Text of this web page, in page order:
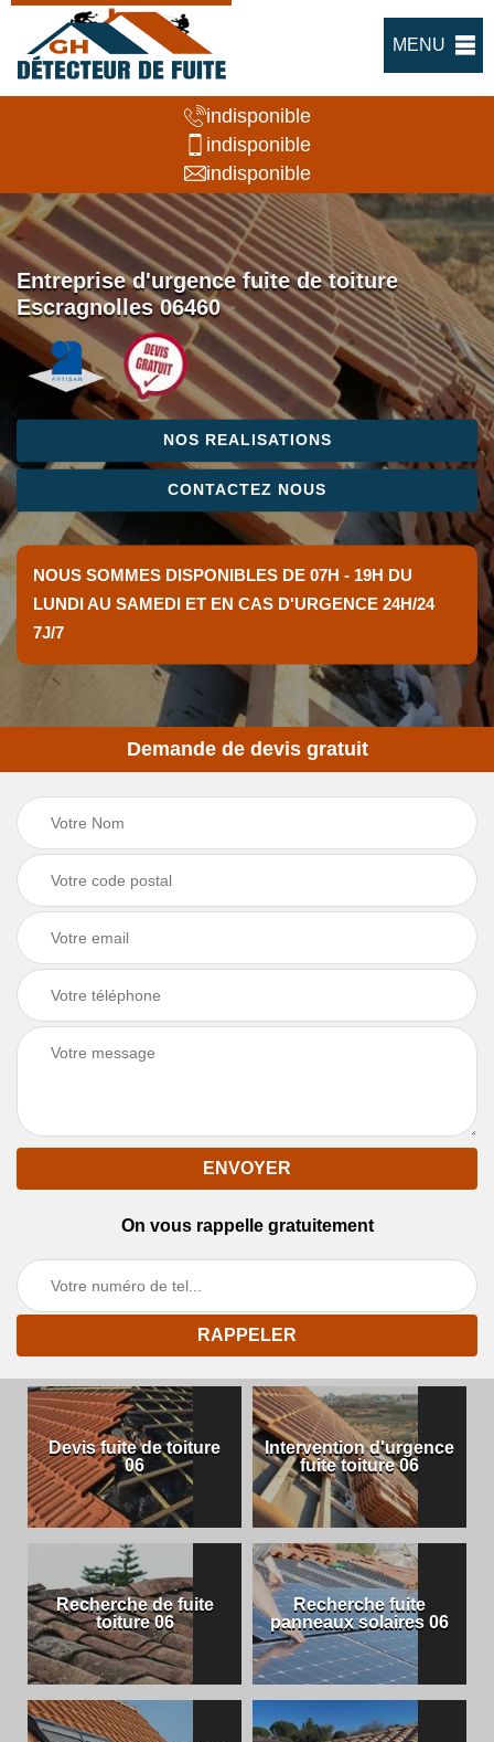
MENU
indisponible
indisponible
indisponible
Entreprise d'urgence fuite de toiture
Escragnolles 06460
NOS REALISATIONS
CONTACTEZ NOUS
NOUS SOMMES DISPONIBLES DE 07H - 19H DU
LUNDI AU SAMEDI ET EN CAS D'URGENCE 24H/24
7J/7
Demande de devis gratuit
On vous rappelle gratuitement
Devis fuite de toiture
06
Intervention d'urgence
fuite toiture 06
Recherche de fuite
toiture 06
Recherche fuite
panneaux solaires 06